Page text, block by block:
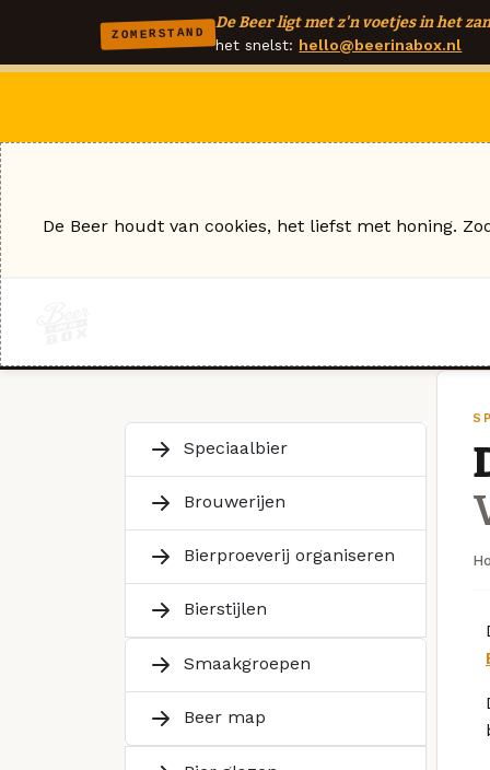
ZOMERSTAND
De Beer ligt met z'n voetjes in het
het snelst: hello@beerinabox.nl
Speciaalbier
Brouwerijen
Bierproeverij organiseren
Bierstijlen
Smaakgroepen
Beer map
De Beer houdt van cookies, het liefst met honing.